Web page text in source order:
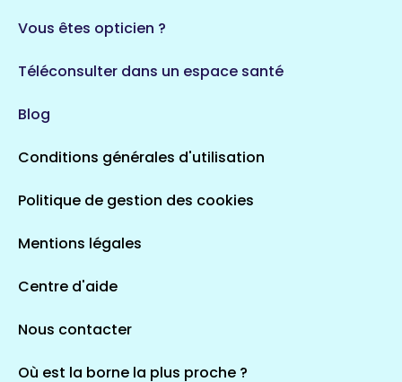
Vous êtes opticien ?
Téléconsulter dans un espace santé
Blog
Conditions générales d'utilisation
Politique de gestion des cookies
Mentions légales
Centre d'aide
Nous contacter
Où est la borne la plus proche ?